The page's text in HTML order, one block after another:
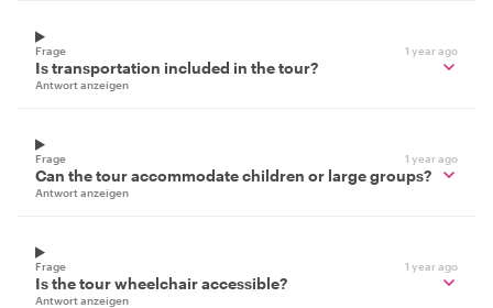
Frage 1 year ago
Is transportation included in the tour?
Antwort anzeigen
Frage 1 year ago
Can the tour accommodate children or large groups?
Antwort anzeigen
Frage 1 year ago
Is the tour wheelchair accessible?
Antwort anzeigen